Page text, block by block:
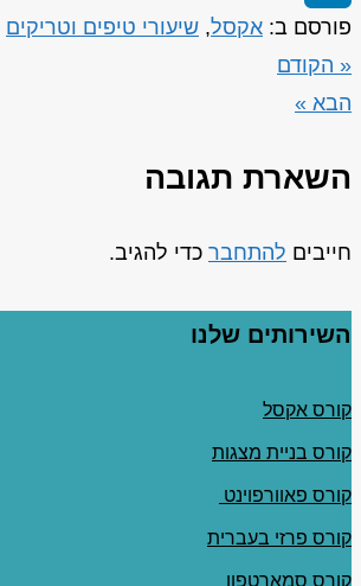
LinkedIn
פורסם ב: אקסל, שיעורי טיפים וטריקים
« הקודם
הבא »
השארת תגובה
חייבים להתחבר כדי להגיב.
השירותים שלנו
קורס אקסל
קורס בניית מצגות
קורס פאוורפוינט
קורס פרזי בעברית
קורס סמארטפון